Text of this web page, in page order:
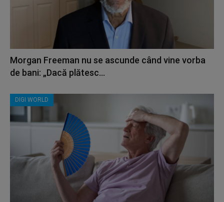
Morgan Freeman nu se ascunde când vine vorba
de bani: „Dacă plătesc...
DIGI WORLD